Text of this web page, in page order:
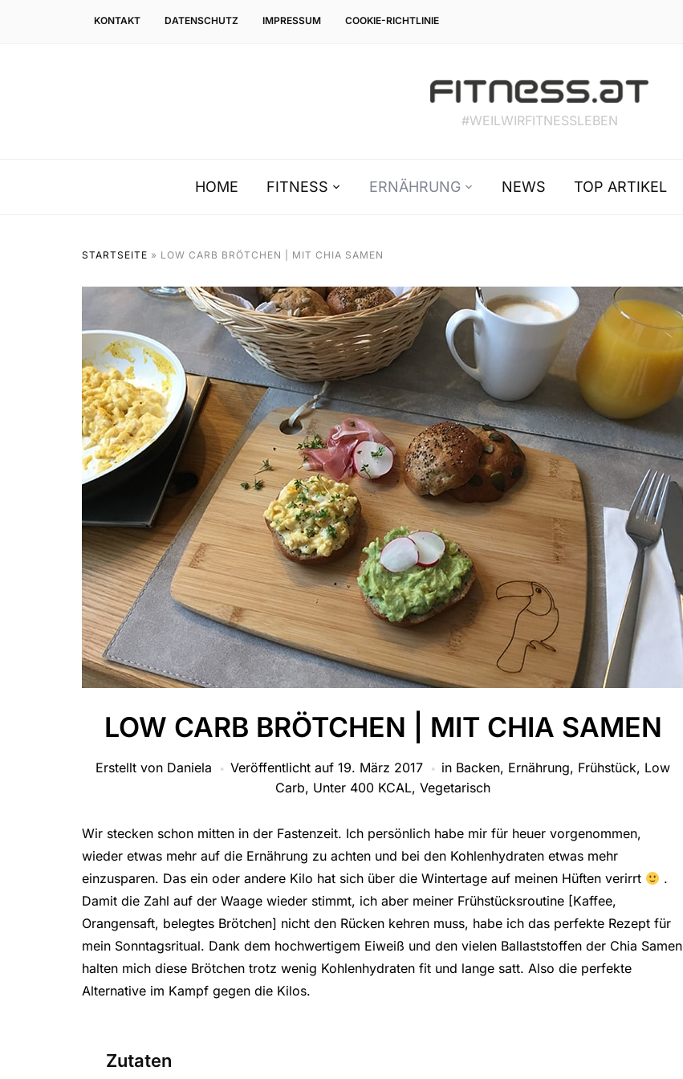
KONTAKT DATENSCHUTZ IMPRESSUM COOKIE-RICHTLINIE
#WEILWIRFITNESSLEBEN
HOME FITNESS ERNÄHRUNG NEWS TOP ARTIKEL
STARTSEITE » LOW CARB BRÖTCHEN | MIT CHIA SAMEN
LOW CARB BRÖTCHEN | MIT CHIA SAMEN
Erstellt von Daniela Veröffentlicht auf 19. März 2017 in Backen, Ernährung, Frühstück, Low
Carb, Unter 400 KCAL, Vegetarisch
Wir stecken schon mitten in der Fastenzeit. Ich persönlich habe mir für heuer vorgenommen,
wieder etwas mehr auf die Ernährung zu achten und bei den Kohlenhydraten etwas mehr
einzusparen. Das ein oder andere Kilo hat sich über die Wintertage auf meinen Hüften verirrt
.
Damit die Zahl auf der Waage wieder stimmt, ich aber meiner Frühstücksroutine [Kaffee,
Orangensaft, belegtes Brötchen] nicht den Rücken kehren muss, habe ich das perfekte Rezept für
mein Sonntagsritual. Dank dem hochwertigem Eiweiß und den vielen Ballaststoffen der Chia Samen
halten mich diese Brötchen trotz wenig Kohlenhydraten fit und lange satt. Also die perfekte
Alternative im Kampf gegen die Kilos.
Zutaten